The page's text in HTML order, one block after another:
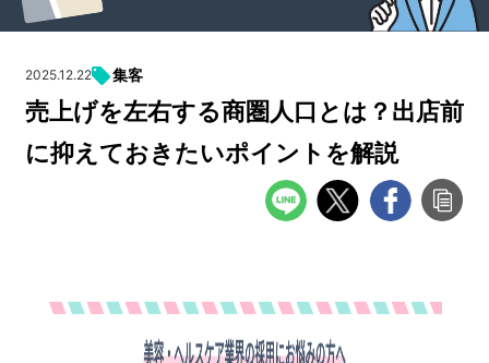
2025.12.22 集客
売上げを左右する商圏人口とは？出店前
に抑えておきたいポイントを解説